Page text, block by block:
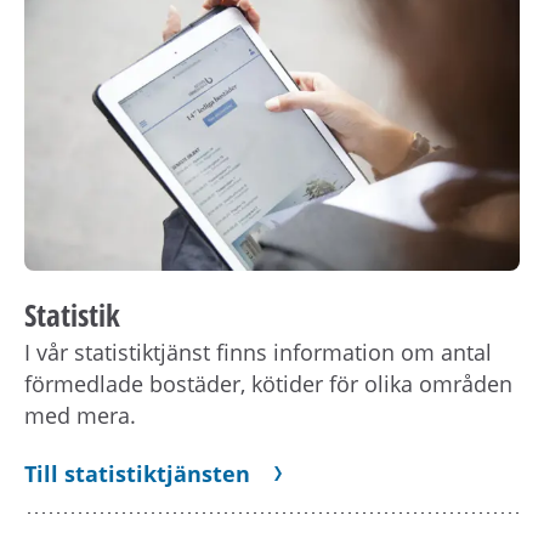
Statistik
I vår statistiktjänst finns information om antal
förmedlade bostäder, kötider för olika områden
med mera.
Till statistiktjänsten